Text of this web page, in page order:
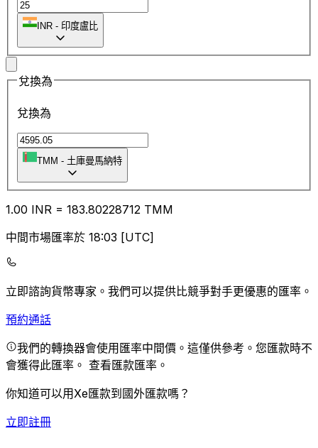
INR - 印度盧比
兌換為
兌換為
TMM - 土庫曼馬納特
1.00 INR = 183.80228712 TMM
中間市場匯率於 18:03 [UTC]
立即諮詢貨幣專家。 我們可以提供比競爭對手更優惠的匯率。
預約通話
我們的轉換器會使用匯率中間價。這僅供參考。您匯款時不
會獲得此匯率。 查看匯款匯率。
你知道可以用Xe匯款到國外匯款嗎？
立即註冊